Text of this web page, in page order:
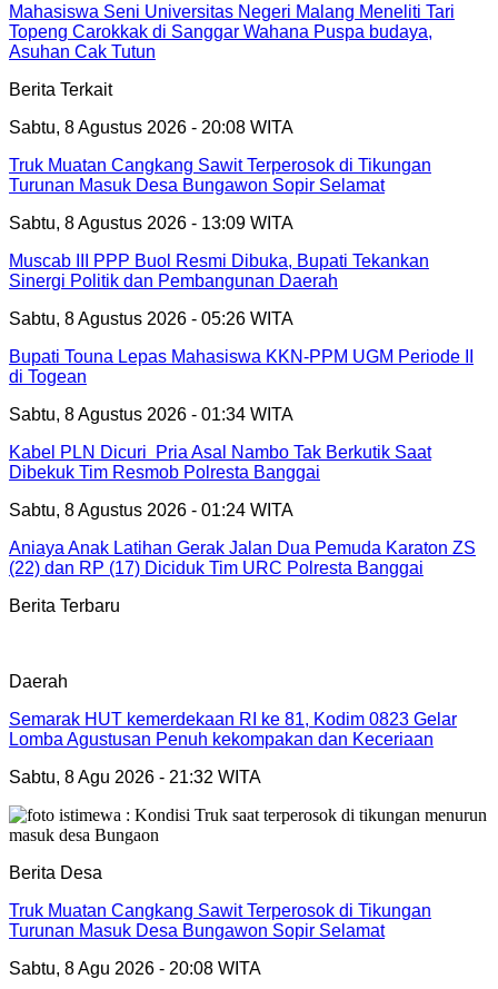
Mahasiswa Seni Universitas Negeri Malang Meneliti Tari
Topeng Carokkak di Sanggar Wahana Puspa budaya,
Asuhan Cak Tutun
Berita Terkait
Sabtu, 8 Agustus 2026 - 20:08 WITA
Truk Muatan Cangkang Sawit Terperosok di Tikungan
Turunan Masuk Desa Bungawon Sopir Selamat
Sabtu, 8 Agustus 2026 - 13:09 WITA
Muscab III PPP Buol Resmi Dibuka, Bupati Tekankan
Sinergi Politik dan Pembangunan Daerah
Sabtu, 8 Agustus 2026 - 05:26 WITA
Bupati Touna Lepas Mahasiswa KKN-PPM UGM Periode II
di Togean
Sabtu, 8 Agustus 2026 - 01:34 WITA
Kabel PLN Dicuri Pria Asal Nambo Tak Berkutik Saat
Dibekuk Tim Resmob Polresta Banggai
Sabtu, 8 Agustus 2026 - 01:24 WITA
Aniaya Anak Latihan Gerak Jalan Dua Pemuda Karaton ZS
(22) dan RP (17) Diciduk Tim URC Polresta Banggai
Berita Terbaru
Daerah
Semarak HUT kemerdekaan RI ke 81, Kodim 0823 Gelar
Lomba Agustusan Penuh kekompakan dan Keceriaan
Sabtu, 8 Agu 2026 - 21:32 WITA
Berita Desa
Truk Muatan Cangkang Sawit Terperosok di Tikungan
Turunan Masuk Desa Bungawon Sopir Selamat
Sabtu, 8 Agu 2026 - 20:08 WITA